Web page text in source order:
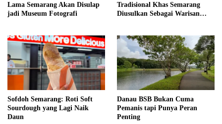
Lama Semarang Akan Disulap
jadi Museum Fotografi
Tradisional Khas Semarang
Diusulkan Sebagai Warisan
Sofdoh Semarang: Roti Soft
Sourdough yang Lagi Naik
Daun
Danau BSB Bukan Cuma
Pemanis tapi Punya Peran
Penting